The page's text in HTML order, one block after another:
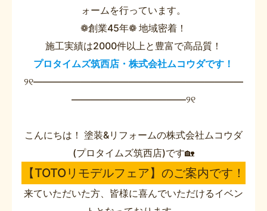
ォームを行っています。
❁創業45年❁ 地域密着！
施工実績は2000件以上と豊富で高品質！
プロタイムズ筑西店・株式会社ムコウダです！
୨୧――――――――――――――――――――――
――――――――――――୨୧
こんにちは！ 塗装&リフォームの株式会社ムコウダ
(プロタイムズ筑西店)です🏡
【TOTOリモデルフェア】のご案内です！
来ていただいた方、皆様に喜んでいただけるイベン